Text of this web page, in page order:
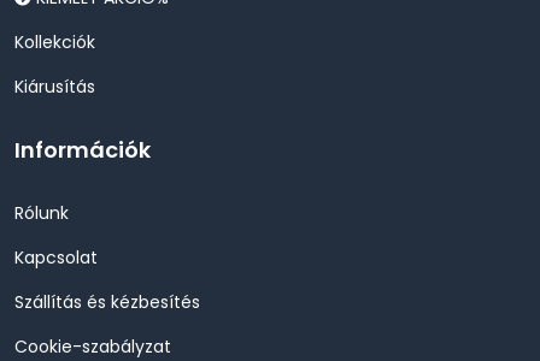
Kollekciók
Kiárusítás
Információk
Rólunk
Kapcsolat
Szállítás és kézbesítés
Cookie-szabályzat